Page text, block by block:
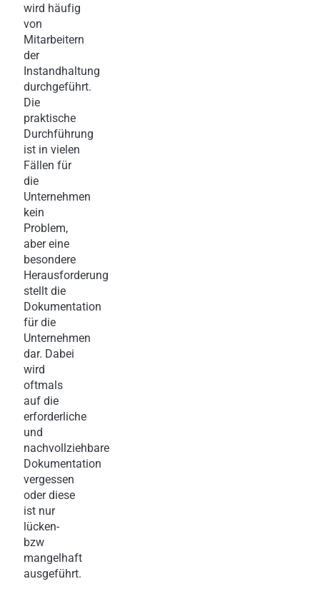
wird häufig
von
Mitarbeitern
der
Instandhaltung
durchgeführt.
Die
praktische
Durchführung
ist in vielen
Fällen für
die
Unternehmen
kein
Problem,
aber eine
besondere
Herausforderung
stellt die
Dokumentation
für die
Unternehmen
dar. Dabei
wird
oftmals
auf die
erforderliche
und
nachvollziehbare
Dokumentation
vergessen
oder diese
ist nur
lücken-
bzw
mangelhaft
ausgeführt.